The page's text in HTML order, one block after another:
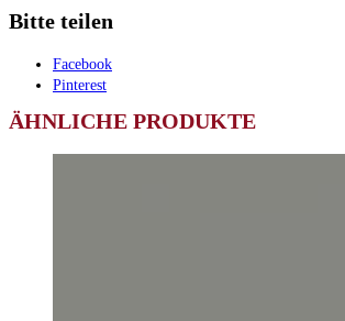
Bitte teilen
Facebook
Pinterest
ÄHNLICHE PRODUKTE